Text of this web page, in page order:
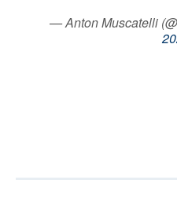
— Anton Muscatelli